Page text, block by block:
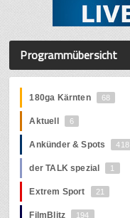
Programmübersicht
180ga Kärnten 68
Aktuell 6
Ankünder & Spots 418
der TALK spezial 1
Extrem Sport 21
FilmBlitz 194